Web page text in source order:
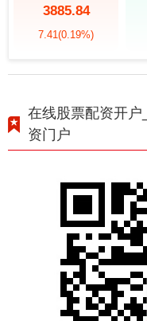
3885.84
7.41(0.19%)
在线股票配资开
资门户